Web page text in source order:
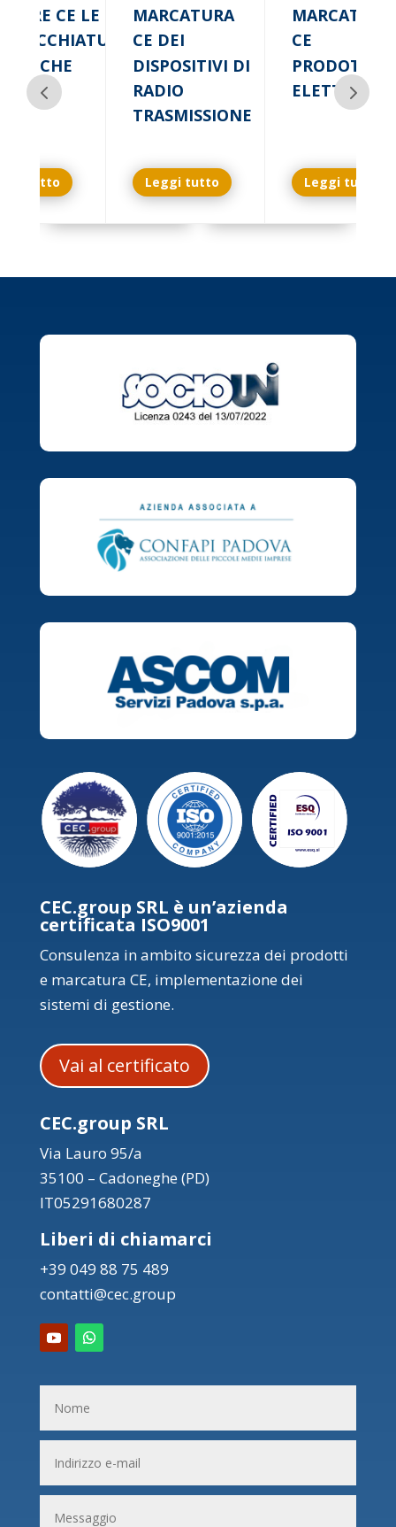
CE LE
tutto
MARCATURA
CE DEI
DISPOSITIVI DI
RADIO
TRASMISSIONE
Leggi tutto
MARCATURA
CE
PRODOTTI
ELETTRICI
Leggi tutto
CEC.group SRL è un’azienda
certificata ISO9001
Consulenza in ambito sicurezza dei prodotti
e marcatura CE, implementazione dei
sistemi di gestione.
Vai al certificato
CEC.group SRL
Via Lauro 95/a
35100 – Cadoneghe (PD)
IT05291680287
Liberi di chiamarci
+39 049 88 75 489
contatti@cec.group